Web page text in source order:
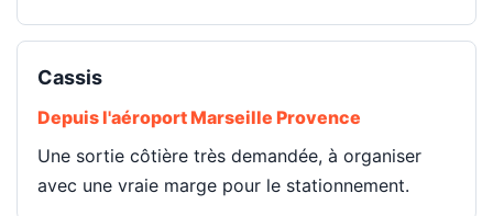
Cassis
Depuis l'aéroport Marseille Provence
Une sortie côtière très demandée, à organiser
avec une vraie marge pour le stationnement.